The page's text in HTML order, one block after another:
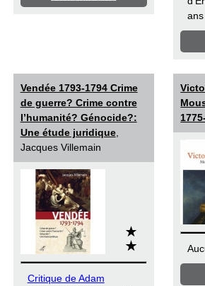
ans
Vendée 1793-1794 Crime
de guerre? Crime contre
l’humanité? Génocide?:
Une étude juridique,
Jacques Villemain
Critique de Adam